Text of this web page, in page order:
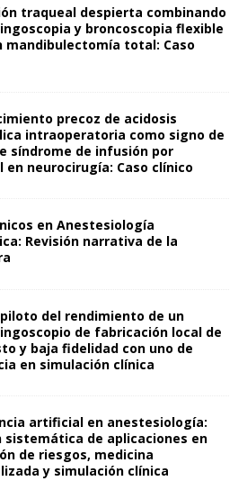
traqueal despierta combinando
y broncoscopia flexible
mandibulectomía total: Caso
precoz de acidosis
intraoperatoria como signo de
síndrome de infusión por
en neurocirugía: Caso clínico
en Anestesiología
Revisión narrativa de la
del rendimiento de un
de fabricación local de
y baja fidelidad con uno de
en simulación clínica
artificial en anestesiología:
sistemática de aplicaciones en
de riesgos, medicina
y simulación clínica